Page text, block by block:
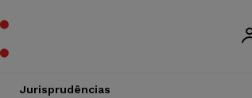
Jurisprudências